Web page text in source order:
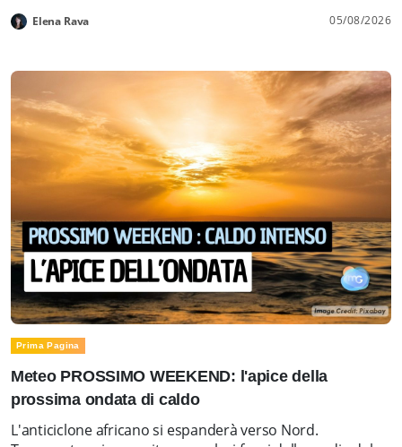
Elena Rava 05/08/2026
Prima Pagina
Meteo PROSSIMO WEEKEND: l'apice della
prossima ondata di caldo
L'anticiclone africano si espanderà verso Nord.